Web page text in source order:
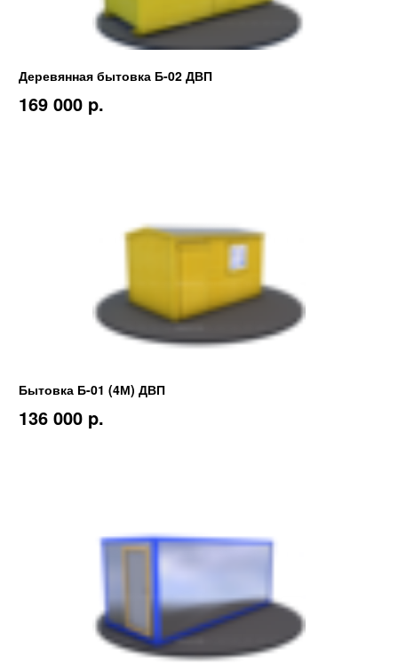
Деревянная бытовка Б-02 ДВП
169 000 p.
Бытовка Б-01 (4М) ДВП
136 000 p.